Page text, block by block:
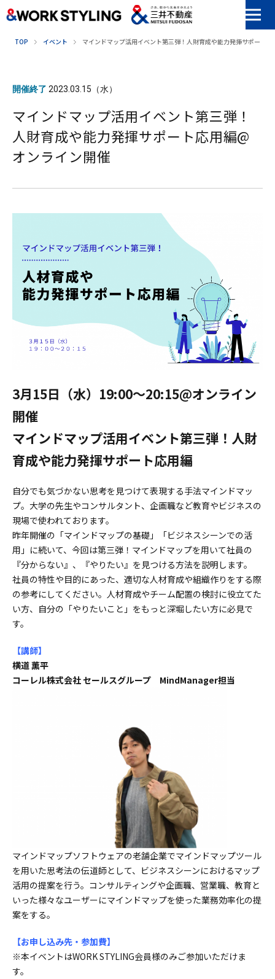
TOP イベント マインドマップ活用イベント第三弾！人財育成や能力発揮サポート
開催終了 2023.03.15（水）
マインドマップ活用イベント第三弾！
人財育成や能力発揮サポート応用編@
オンライン開催
3月15日（水）19:00〜20:15@オンライン
開催
マインドマップ活用イベント第三弾！人財
育成や能力発揮サポート応用編
自分でも気づかない思考を見つけて表現する手法マインドマッ
プ。大学の先生やコンサルタント、企画職など教育やビジネスの
現場で使われております。
昨年開催の「マインドマップの基礎」「ビジネスシーンでの活
用」に続いて、今回は第三弾！マインドマップを用いて社員の
『分からない』、『やりたい』を見つける方法を説明します。
社員の特性や目的にあった、適切な人材育成や組織作りをする際
の参考にしてください。人材育成やチーム配置の検討に役立てた
い方、自分の「やりたいこと」をもっと深堀したい方に必見で
す。
【講師】
横道 薫平
コーレル株式会社 セールスグループ MindManager担当
マインドマップソフトウェアの老舗企業でマインドマップツール
を用いた思考法の伝道師として、ビジネスシーンにおけるマップ
活用の提案を行う。コンサルティングや企画職、営業職、教育と
いった様々なユーザーにマインドマップを使った業務効率化の提
案をする。
【お申し込み先・参加費】
※本イベントはWORK STYLING会員様のみご参加いただけま
す。